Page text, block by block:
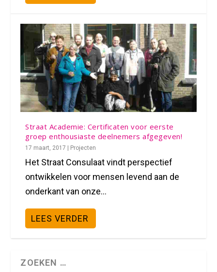
Straat Academie: Certificaten voor eerste
groep enthousiaste deelnemers afgegeven!
17 maart, 2017 Projecten
Het Straat Consulaat vindt perspectief
ontwikkelen voor mensen levend aan de
onderkant van onze...
LEES VERDER